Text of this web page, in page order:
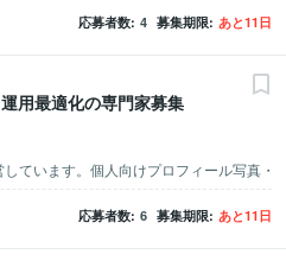
応募者数 4 募集期限 あと11日
用最適化の専門家募集
応募者数 6 募集期限 あと11日